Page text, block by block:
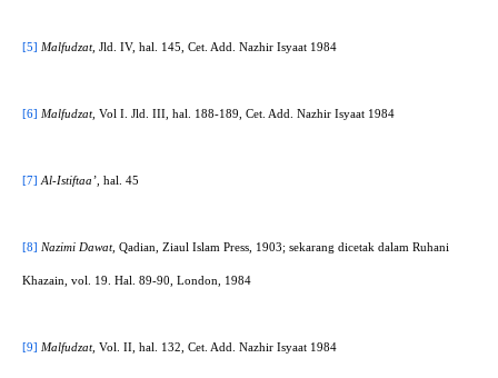
[5] Malfudzat, Jld. IV, hal. 145, Cet. Add. Nazhir Isyaat 1984
[6] Malfudzat, Vol I. Jld. III, hal. 188-189, Cet. Add. Nazhir Isyaat 1984
[7] Al-Istiftaa’, hal. 45
[8] Nazimi Dawat, Qadian, Ziaul Islam Press, 1903; sekarang dicetak dalam Ruhani
Khazain, vol. 19. Hal. 89-90, London, 1984
[9] Malfudzat, Vol. II, hal. 132, Cet. Add. Nazhir Isyaat 1984